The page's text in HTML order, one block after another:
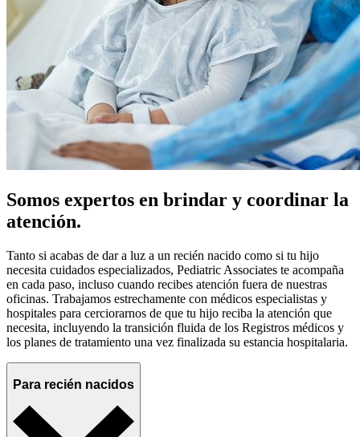
Somos expertos en brindar y coordinar la
atención.
Tanto si acabas de dar a luz a un recién nacido como si tu hijo
necesita cuidados especializados, Pediatric Associates te acompaña
en cada paso, incluso cuando recibes atención fuera de nuestras
oficinas. Trabajamos estrechamente con médicos especialistas y
hospitales para cerciorarnos de que tu hijo reciba la atención que
necesita, incluyendo la transición fluida de los Registros médicos y
los planes de tratamiento una vez finalizada su estancia hospitalaria.
Para recién nacidos